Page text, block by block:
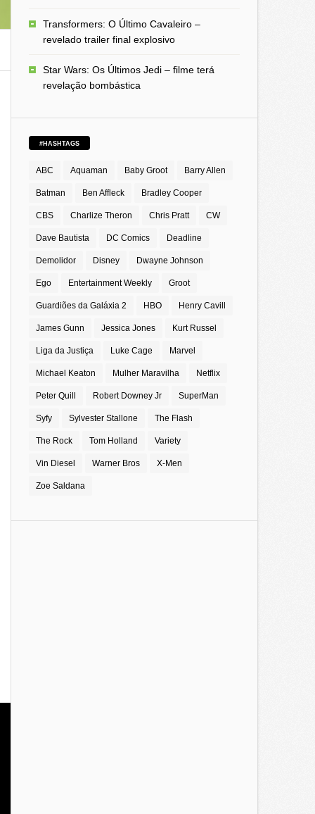
Transformers: O Último Cavaleiro –
revelado trailer final explosivo
Star Wars: Os Últimos Jedi – filme terá
revelação bombástica
#HASHTAGS
ABC Aquaman Baby Groot Barry Allen
Batman Ben Affleck Bradley Cooper
CBS Charlize Theron Chris Pratt CW
Dave Bautista DC Comics Deadline
Demolidor Disney Dwayne Johnson
Ego Entertainment Weekly Groot
Guardiões da Galáxia 2 HBO Henry Cavill
James Gunn Jessica Jones Kurt Russel
Liga da Justiça Luke Cage Marvel
Michael Keaton Mulher Maravilha Netflix
Peter Quill Robert Downey Jr SuperMan
Syfy Sylvester Stallone The Flash
The Rock Tom Holland Variety
Vin Diesel Warner Bros X-Men
Zoe Saldana